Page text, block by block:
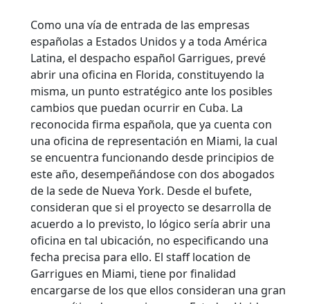
Como una vía de entrada de las empresas
españolas a Estados Unidos y a toda América
Latina, el despacho español Garrigues, prevé
abrir una oficina en Florida, constituyendo la
misma, un punto estratégico ante los posibles
cambios que puedan ocurrir en Cuba. La
reconocida firma española, que ya cuenta con
una oficina de representación en Miami, la cual
se encuentra funcionando desde principios de
este año, desempeñándose con dos abogados
de la sede de Nueva York. Desde el bufete,
consideran que si el proyecto se desarrolla de
acuerdo a lo previsto, lo lógico sería abrir una
oficina en tal ubicación, no especificando una
fecha precisa para ello. El staff location de
Garrigues en Miami, tiene por finalidad
encargarse de los que ellos consideran una gran